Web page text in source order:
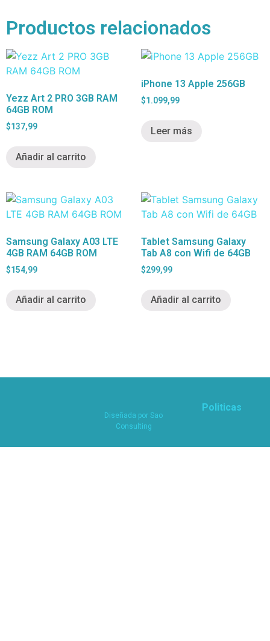
Productos relacionados
Yezz Art 2 PRO 3GB RAM
64GB ROM
$137,99
Añadir al carrito
iPhone 13 Apple 256GB
$1.099,99
Leer más
Samsung Galaxy A03 LTE
4GB RAM 64GB ROM
$154,99
Añadir al carrito
Tablet Samsung Galaxy
Tab A8 con Wifi de 64GB
$299,99
Añadir al carrito
Diseñada por Sao
Consulting
Politicas